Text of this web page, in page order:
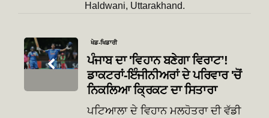
Haldwani, Uttarakhand.
Post
navigation
ਖੇਡ-ਖਿਡਾਰੀ
ਪੰਜਾਬ ਦਾ 'ਵਿਹਾਨ ਬਣੇਗਾ ਵਿਰਾਟ’!
ਡਾਕਟਰਾਂ-ਇੰਜੀਨੀਅਰਾਂ ਦੇ ਪਰਿਵਾਰ 'ਚੋਂ
ਨਿਕਲਿਆ ਕ੍ਰਿਕਟ ਦਾ ਸਿਤਾਰਾ
ਪਟਿਆਲਾ ਦੇ ਵਿਹਾਨ ਮਲਹੋਤਰਾ ਦੀ ਵੱਡੀ